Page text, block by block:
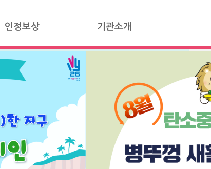
인정보상 기관소개